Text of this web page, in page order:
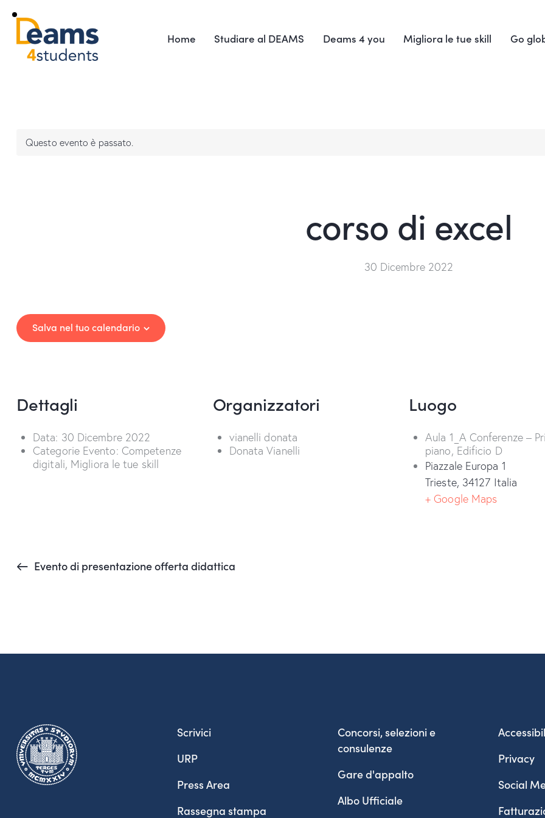
Home Studiare al DEAMS Deams 4 you Migliora le tue skill Go
Questo evento è passato.
corso di excel
30 Dicembre 2022
Salva nel tuo calendario
Dettagli
Data: 30 Dicembre 2022
Categorie Evento: Competenze
digitali, Migliora le tue skill
Organizzatori
vianelli donata
Donata Vianelli
Luogo
Aula 1_A Conferenze –
piano, Edificio D
Piazzale Europa 1
Trieste, 34127 Italia
+ Google Maps
Evento di presentazione offerta didattica
Scrivici
URP
Press Area
Rassegna stampa
Concorsi, selezioni e
consulenze
Gare d'appalto
Albo Ufficiale
Privacy
Social